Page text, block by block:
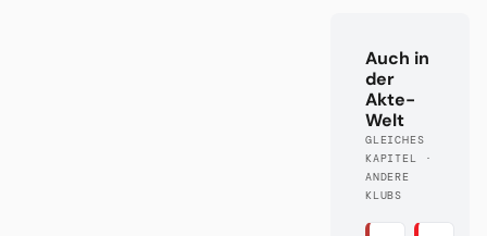
Auch in
der
Akte-
Welt
GLEICHES
KAPITEL ·
ANDERE
KLUBS